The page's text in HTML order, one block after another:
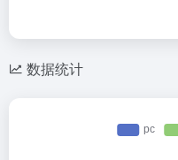
数据统计